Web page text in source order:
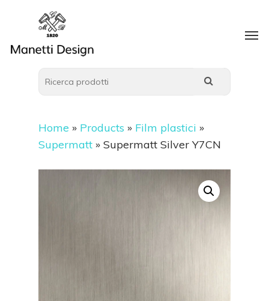
Home » Products » Film plastici »
Supermatt » Supermatt Silver Y7CN